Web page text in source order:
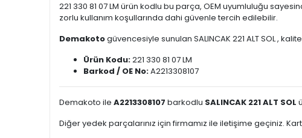
221 330 81 07 LM ürün kodlu bu parça, OEM uyumluluğu
zorlu kullanım koşullarında dahi güvenle tercih edilebilir.
Demakotogüvencesiyle sunulan SALINCAK 221 ALT SOL ,
Ürün Kodu:221 330 81 07 LM
Barkod / OE No:A2213308107
Demakoto ile A2213308107 barkodlu SALINCAK 221 ALT SOL
Diğer yedek parçalarınız için firmamız ile iletişime geçiniz.